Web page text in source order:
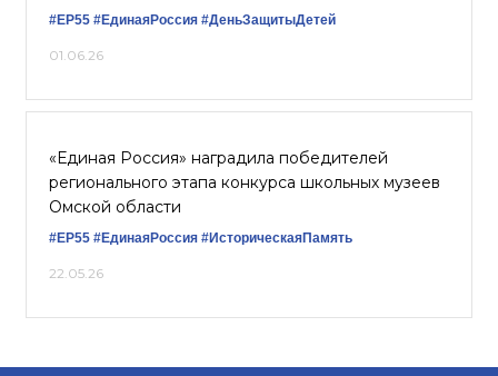
#ЕР55 #ЕдинаяРоссия #ДеньЗащитыДетей
01.06.26
«Единая Россия» наградила победителей
регионального этапа конкурса школьных музеев
Омской области
#ЕР55 #ЕдинаяРоссия #ИсторическаяПамять
22.05.26